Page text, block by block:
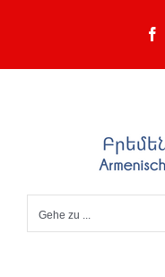
Gehe zu ...